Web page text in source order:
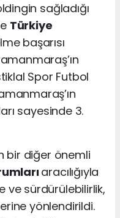
sağladığı
Türkiye
başarısı
Spor Futbol
sayesinde 3.
bir diğer önemli
aracılığıyla
ve sürdürülebilirlik,
yönlendirildi.